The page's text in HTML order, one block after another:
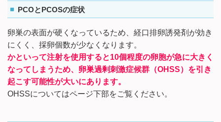
PCOとPCOSの症状
卵巣の表面が硬くなっているため、経口排卵誘発剤が効き
にくく、採卵個数が少なくなります。
かといって注射を使用すると10個程度の卵胞が急に大きく
なってしまうため、卵巣過剰刺激症候群（OHSS）を引き
起こす可能性が大いにあります。
OHSSについてはページ下部をご覧ください。